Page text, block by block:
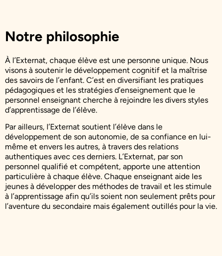
Notre philosophie
À l’Externat, chaque élève est une personne unique. Nous
visons à soutenir le développement cognitif et la maîtrise
des savoirs de l’enfant. C’est en diversifiant les pratiques
pédagogiques et les stratégies d’enseignement que le
personnel enseignant cherche à rejoindre les divers styles
d’apprentissage de l’élève.
Par ailleurs, l’Externat soutient l’élève dans le
développement de son autonomie, de sa confiance en lui-
même et envers les autres, à travers des relations
authentiques avec ces derniers. L’Externat, par son
personnel qualifié et compétent, apporte une attention
particulière à chaque élève. Chaque enseignant aide les
jeunes à développer des méthodes de travail et les stimule
à l’apprentissage afin qu’ils soient non seulement prêts pour
l’aventure du secondaire mais également outillés pour la vie.